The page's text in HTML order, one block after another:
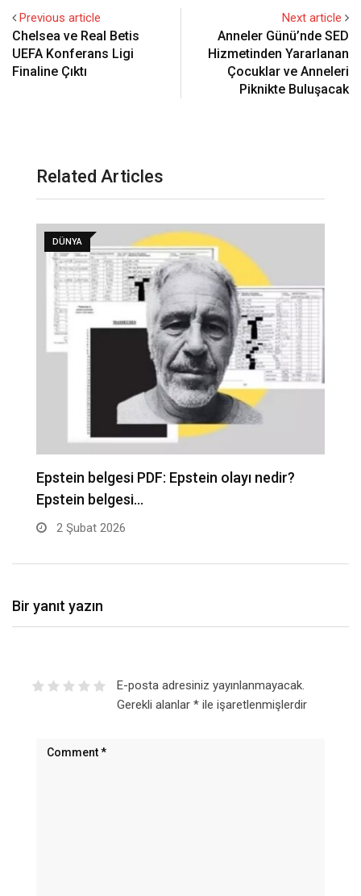
Previous article
Chelsea ve Real Betis
UEFA Konferans Ligi
Finaline Çıktı
Next article
Anneler Günü’nde SED
Hizmetinden Yararlanan
Çocuklar ve Anneleri
Piknikte Buluşacak
Related Articles
DÜNYA
Epstein belgesi PDF: Epstein olayı nedir?
Epstein belgesi…
2 Şubat 2026
Bir yanıt yazın
E-posta adresiniz yayınlanmayacak.
Gerekli alanlar *ile işaretlenmişlerdir